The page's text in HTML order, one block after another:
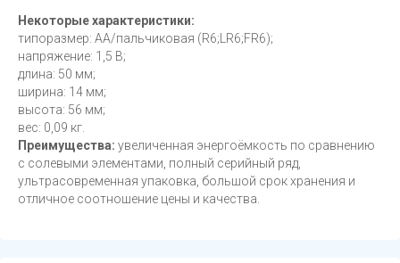
Некоторые характеристики:
типоразмер: AA/пальчиковая (R6;LR6;FR6);
напряжение: 1,5 В;
длина: 50 мм;
ширина: 14 мм;
высота: 56 мм;
вес: 0,09 кг.
Преимущества: увеличенная энергоёмкость по сравнению
с солевыми элементами, полный серийный ряд,
ультрасовременная упаковка, большой срок хранения и
отличное соотношение цены и качества.